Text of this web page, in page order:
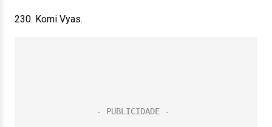
230. Komi Vyas.